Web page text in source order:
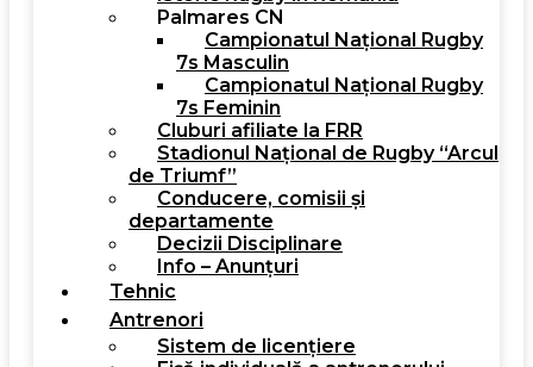
Palmares CN
Campionatul Național Rugby
7s Masculin
Campionatul Național Rugby
7s Feminin
Cluburi afiliate la FRR
Stadionul Național de Rugby “Arcul
de Triumf”
Conducere, comisii și
departamente
Decizii Disciplinare
Info – Anunțuri
Tehnic
Antrenori
Sistem de licențiere